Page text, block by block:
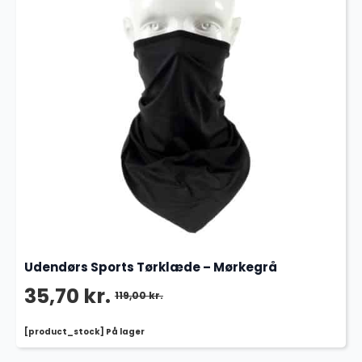
[product_stock] På lager
Udendørs Sports Tørklæde – Mørkegrå
119,00kr.
Den
oprindelige
35,70 kr.
Den
aktuelle